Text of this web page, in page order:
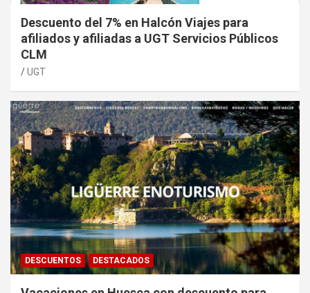
Descuento del 7% en Halcón Viajes para
afiliados y afiliadas a UGT Servicios Públicos
CLM
UGT
DESCUENTOS DESTACADOS